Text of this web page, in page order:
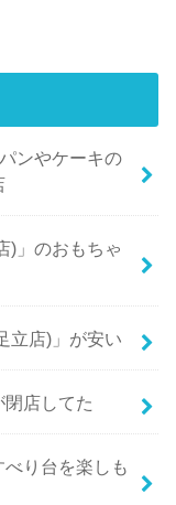
ンやケーキの
)」のおもちゃ
立店)」が安い
店してた
べり台を楽しも